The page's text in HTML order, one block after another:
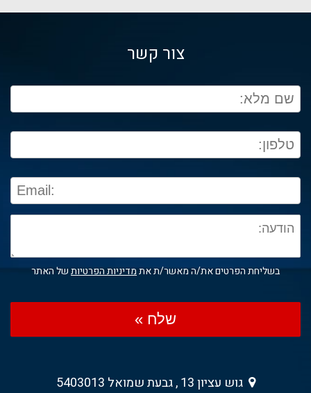
צור קשר
בשליחת הפרטים את/ה מאשר/ת אתמדיניות הפרטיותשל האתר
שלח »
גוש עציון 13 , גבעת שמואל 5403013